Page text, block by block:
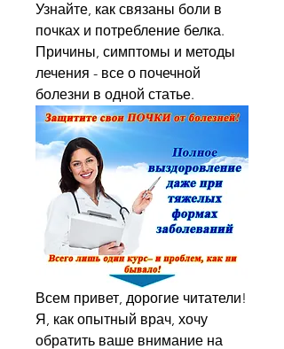
Узнайте, как связаны боли в
почках и потребление белка.
Причины, симптомы и методы
лечения - все о почечной
болезни в одной статье.
Всем привет, дорогие читатели!
Я, как опытный врач, хочу
обратить ваше внимание на